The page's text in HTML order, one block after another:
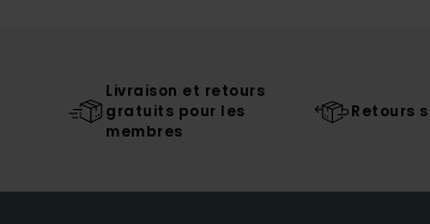
Livraison et retours
gratuits pour les
membres
Retours